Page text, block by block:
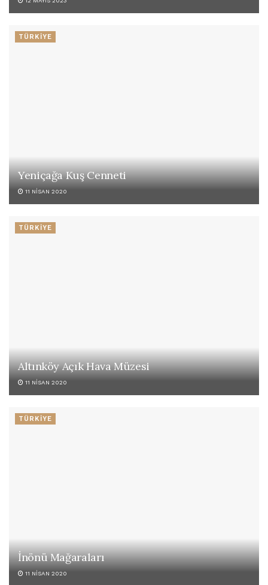
TÜRKİYE
Yeniçağa Kuş Cenneti
11 NISAN 2020
TÜRKİYE
Altınköy Açık Hava Müzesi
11 NISAN 2020
TÜRKİYE
İnönü Mağaraları
11 NISAN 2020